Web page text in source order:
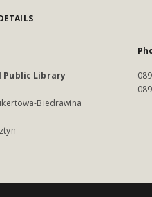
Public Library
Biedrawina